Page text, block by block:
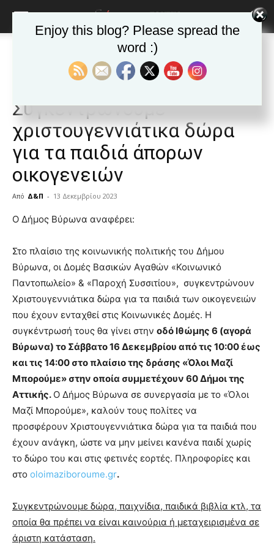
Ανακοινώσεις - Δελτία τύπου
Ανακοινώσεις - Δελτία τύπου Δημοφιλή άρθρα Τα νέα της Πόλης
Δημ.Βύρωνα:
Συγκεντρώνουμε
χριστουγεννιάτικα δώρα
για τα παιδιά άπορων
οικογενειών
Από Δ&Π - 13 Δεκεμβρίου 2023
blonde
hot
cam
show.desi
xxx
lyons
teaches
you
the
of
pain.
pornhun
hd
porn
Ο Δήμος Βύρωνα αναφέρει:
Στο πλαίσιο της κοινωνικής πολιτικής του Δήμου
Βύρωνα, οι Δομές Βασικών Αγαθών «Κοινωνικό
Παντοπωλείο» & «Παροχή Συσσιτίου», συγκεντρώνουν
Χριστουγεννιάτικα δώρα για τα παιδιά των οικογενειών
που έχουν ενταχθεί στις Κοινωνικές Δομές. Η
συγκέντρωσή τους θα γίνει στην οδό Ιθώμης 6 (αγορά
Βύρωνα) το Σάββατο 16 Δεκεμβρίου από τις 10:00 έως
και τις 14:00 στο πλαίσιο της δράσης «Όλοι Μαζί
Μπορούμε» στην οποία συμμετέχουν 60 Δήμοι της
Αττικής. Ο Δήμος Βύρωνα σε συνεργασία με το «Όλοι
Μαζί Μπορούμε», καλούν τους πολίτες να
προσφέρουν Χριστουγεννιάτικα δώρα για τα παιδιά που
έχουν ανάγκη, ώστε να μην μείνει κανένα παιδί χωρίς
το δώρο του και στις φετινές εορτές. Πληροφορίες και
στο oloimaziboroume.gr.
Συγκεντρώνουμε δώρα, παιχνίδια, παιδικά βιβλία κτλ, τα
οποία θα πρέπει να είναι καινούρια ή μεταχειρισμένα σε
άριστη κατάσταση.
Enjoy this blog? Please spread the
word :)